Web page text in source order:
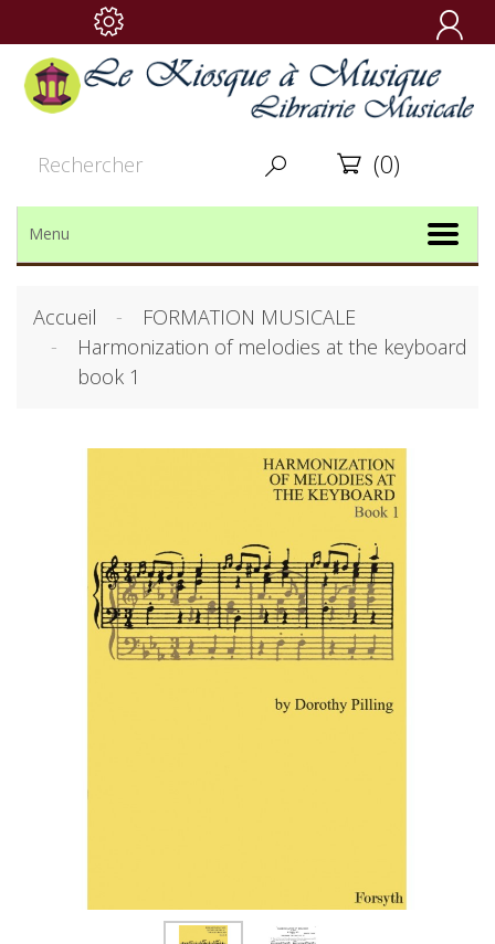

  (0)
Menu
Accueil
FORMATION MUSICALE
Harmonization of melodies at the keyboard
book 1